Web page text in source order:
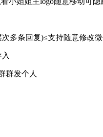
多条回复)≤支持随意修改
群发个人